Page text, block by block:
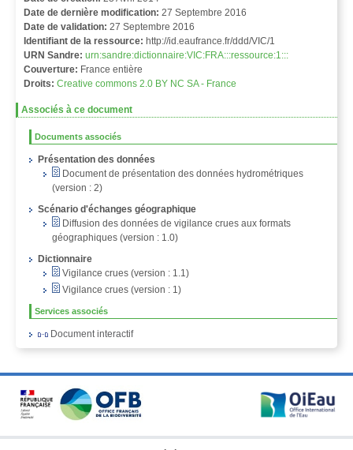
Date de dernière modification: 27 Septembre 2016
Date de validation: 27 Septembre 2016
Identifiant de la ressource: http://id.eaufrance.fr/ddd/VIC/1
URN Sandre: urn:sandre:dictionnaire:VIC:FRA:::ressource:1:::
Couverture: France entière
Droits: Creative commons 2.0 BY NC SA - France
Associés à ce document
Documents associés
Présentation des données
Document de présentation des données hydrométriques
(version : 2)
Scénario d'échanges géographique
Diffusion des données de vigilance crues aux formats
géographiques (version : 1.0)
Dictionnaire
Vigilance crues (version : 1.1)
Vigilance crues (version : 1)
Services associés
Document interactif